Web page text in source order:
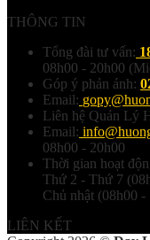
THÔNG TIN
Tổng đài tư vấn:
08h00 - 20h00
Góp ý phản ánh:
Email:
Liên hệ Quản Lý
Email:
08h00 - 20h00
Thời gian hoạt
Thứ 2 - Thứ 7
Chủ nhật (08h00 -
LIÊN KẾT